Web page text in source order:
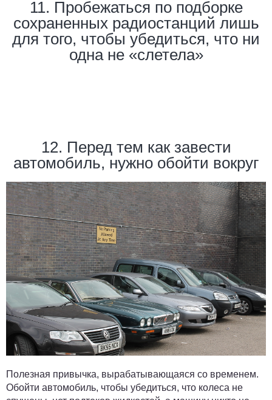
11. Пробежаться по подборке
сохраненных радиостанций лишь
для того, чтобы убедиться, что ни
одна не «слетела»
12. Перед тем как завести
автомобиль, нужно обойти вокруг
Полезная привычка, вырабатывающаяся со временем.
Обойти автомобиль, чтобы убедиться, что колеса не